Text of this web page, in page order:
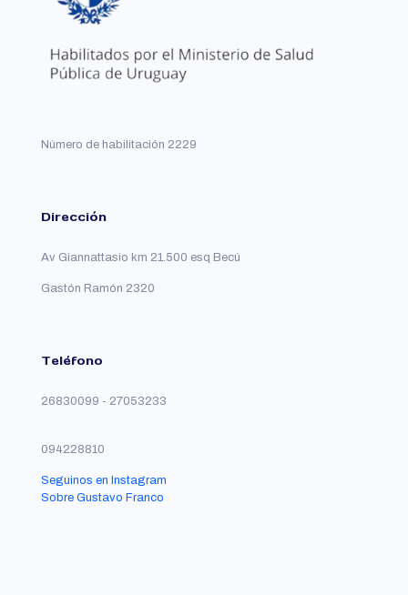
Número de habilitación 2229
Dirección
Av Giannattasio km 21.500 esq Becú
Gastón Ramón 2320
Teléfono
26830099 - 27053233
094228810
Seguinos en Instagram
Sobre Gustavo Franco